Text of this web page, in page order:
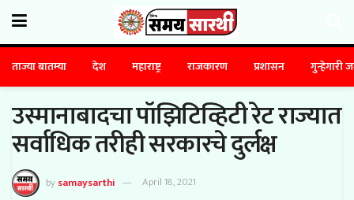
ताज्या बातम्या देश महाराष्ट्र राजकारण प्रशासन गुन्हेगारी
उस्मानाबादचा पॉझिटिव्हिटी रेट राज्यात
सर्वाधिक तरीही सरकारचे दुर्लक्ष
bysamaysarthi April 18, 2021